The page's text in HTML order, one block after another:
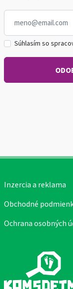
Súhlasím so
Inzercia a reklama
Obchodné
Ochrana osobných